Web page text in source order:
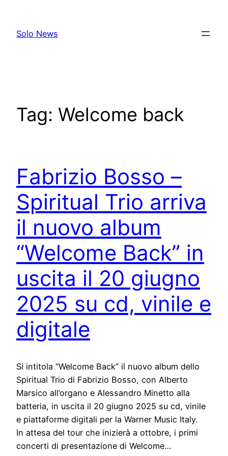
content
Solo News
Tag: Welcome back
Fabrizio Bosso –
Spiritual Trio arriva
il nuovo album
“Welcome Back” in
uscita il 20 giugno
2025 su cd, vinile e
digitale
Si intitola “Welcome Back” il nuovo album dello
Spiritual Trio di Fabrizio Bosso, con Alberto
Marsico all’organo e Alessandro Minetto alla
batteria, in uscita il 20 giugno 2025 su cd, vinile
e piattaforme digitali per la Warner Music Italy.
In attesa del tour che inizierà a ottobre, i primi
concerti di presentazione di Welcome…